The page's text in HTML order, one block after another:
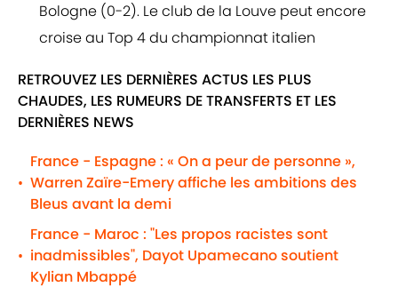
Bologne (0-2). Le club de la Louve peut encore
croise au Top 4 du championnat italien
RETROUVEZ LES DERNIÈRES ACTUS LES PLUS
CHAUDES, LES RUMEURS DE TRANSFERTS ET LES
DERNIÈRES NEWS
•
France - Espagne : « On a peur de personne »,
Warren Zaïre-Emery affiche les ambitions des
Bleus avant la demi
•
France - Maroc : "Les propos racistes sont
inadmissibles", Dayot Upamecano soutient
Kylian Mbappé